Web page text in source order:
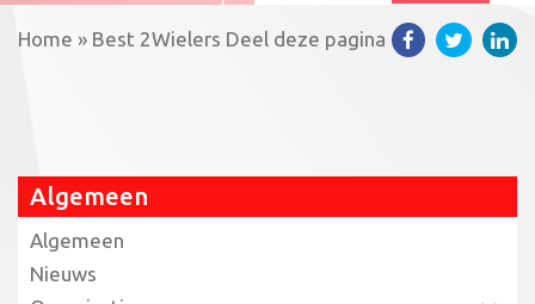
Home » Best 2Wielers Deel deze pagina
Algemeen
Algemeen
Nieuws